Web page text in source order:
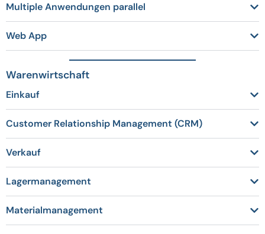
Multiple Anwendungen parallel
Web App
Warenwirtschaft
Einkauf
Customer Relationship Management (CRM)
Verkauf
Lagermanagement
Materialmanagement